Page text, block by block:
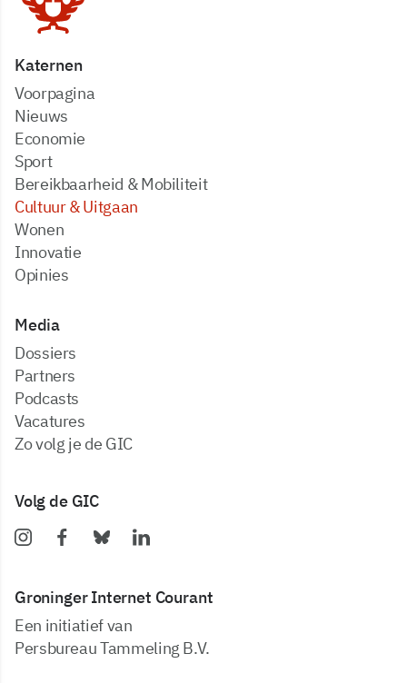
Katernen
Voorpagina
Nieuws
Economie
Sport
Bereikbaarheid & Mobiliteit
Cultuur & Uitgaan
Wonen
Innovatie
Opinies
Media
dossiers
partners
podcasts
vacatures
zo volg je de GIC
Volg de GIC
Groninger Internet Courant
Een initiatief van
Persbureau Tammeling B.V.